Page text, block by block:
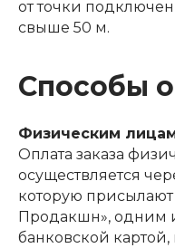
от точки
свыше 50 м.
Способы
Физическим
Оплата заказа
осуществляется
которую
Продакшн», одним
банковской